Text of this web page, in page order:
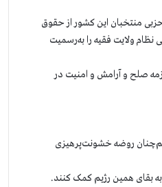
دوحزبی منتخبان این کشور از حقوق
نظام ولایت فقیه را به‌رسمیت
صلح و آرامش و امنیت در
روضه خشونت‌پرهیزی
بقای همین رژیم کمک ‌کنند.